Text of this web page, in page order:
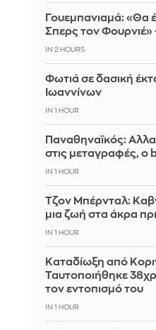
Γουεμπανιαμά: «Θα
Σπερς τον Φουρνιέ»
IN 2 HOURS
Φωτιά σε δασική
Ιωαννίνων
IN 1 HOUR
Παναθηναϊκός:
στις μεταγραφές, ο
IN 1 HOUR
Τζον Μπέρνταλ:
μια ζωή στα άκρα
IN 1 HOUR
Καταδίωξη από
Ταυτοποιήθηκε
τον εντοπισμό του
IN 1 HOUR